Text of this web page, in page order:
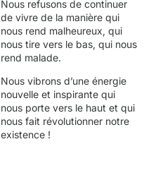
Nous refusons de continuer
de vivre de la manière qui
nous rend malheureux, qui
nous tire vers le bas, qui nous
rend malade.
Nous vibrons d’une énergie
nouvelle et inspirante qui
nous porte vers le haut et qui
nous fait révolutionner notre
existence !